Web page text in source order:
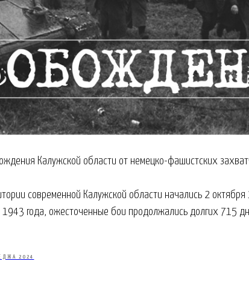
Калужской области от немецко-фашистских
современной Калужской области начались 2 октября
года, ожесточенные бои продолжались долгих 715
2024